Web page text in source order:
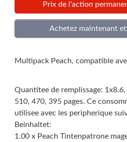
Prix de l'action
Multipack Peach, compatible
Quantitee de remplissage:
510, 470, 395 pages. Ce
utilisee avec les peripherique
Beinhaltet:
1.00 x Peach Tintenpatrone